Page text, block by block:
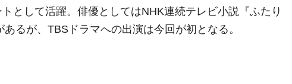
として活躍。俳優としてはNHK連続テレビ小説『ふたり
るが、TBSドラマへの出演は今回が初となる。